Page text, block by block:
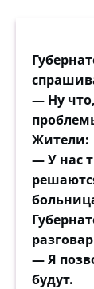
— Ну
Жители:
— У нас
— Я
будут.